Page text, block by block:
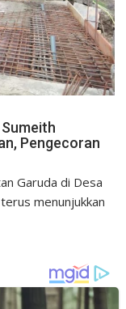
Pengecoran
Garuda di Desa
menunjukkan